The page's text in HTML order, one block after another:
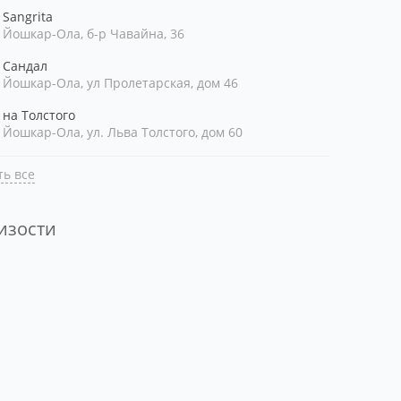
Sangrita
Йошкар-Ола, б-р Чавайна, 36
Сандал
Йошкар-Ола, ул Пролетарская, дом 46
на Толстого
Йошкар-Ола, ул. Льва Толстого, дом 60
все